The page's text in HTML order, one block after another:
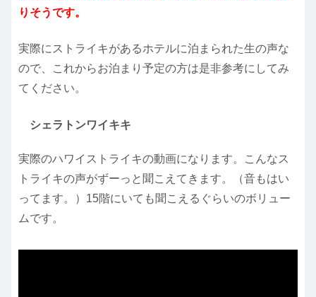
りそうです。
実際にストライキがあるホテルに泊まられた生の声な
ので、これからお泊まり予定の方は是非参考にしてみ
てください。
シェラトンワイキキ
実際のハワイストライキの動画になります。こんなス
トライキの声がずーっと聞こえてきます。（音もはい
ってます。）15階にいても聞こえるぐらいのボリュー
ムです。